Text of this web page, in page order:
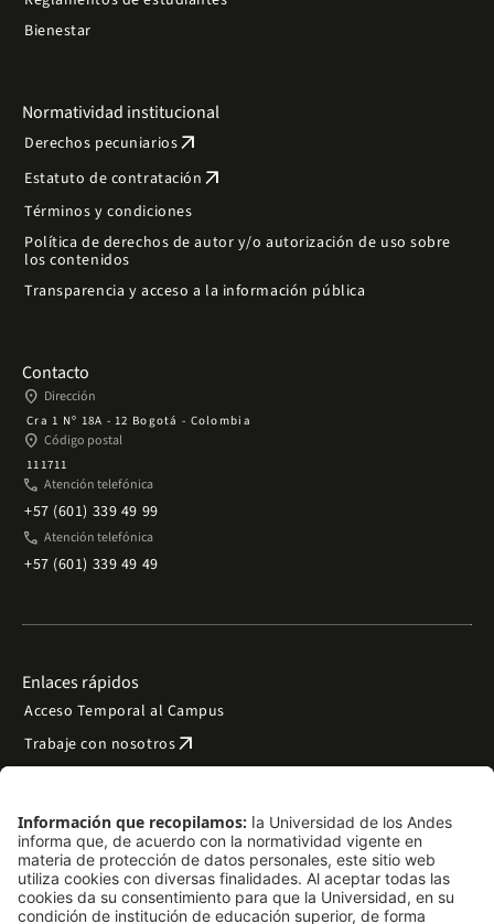
Bienestar
Normatividad institucional
Derechos pecuniariosarrow_outward
Estatuto de contratación arrow_outward
Términos y condiciones
Política de derechos de autor y/o autorización de uso sobre
los contenidos
Transparencia y acceso a la información pública
Contacto
place Dirección
Cra 1 Nº 18A - 12 Bogotá - Colombia
place Código postal
111711
phone Atención telefónica
+57 (601) 339 49 99
phone Atención telefónica
+57 (601) 339 49 49
Enlaces rápidos
Acceso Temporal al Campus
Trabaje con nosotrosarrow_outward
Preguntas frecuentes
Filantropía y donacionesarrow_outward
Mapa del sitio arrow_outward